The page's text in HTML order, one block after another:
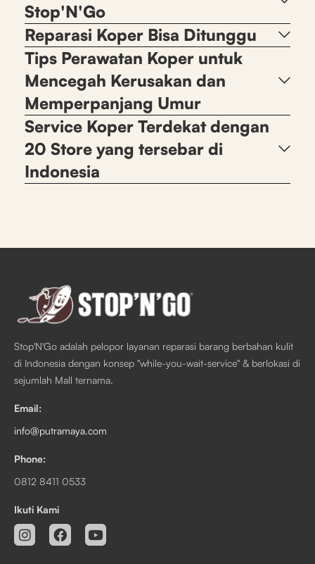
Stop'N'Go
Reparasi Koper Bisa Ditunggu
Tips Perawatan Koper untuk
Mencegah Kerusakan dan
Memperpanjang Umur
Service Koper Terdekat dengan
20 Store yang tersebar di
Indonesia
Stop'N'Go adalah pelopor layanan reparasi barang berbahan kulit
di Indonesia dengan konsep "while-you-wait-service" & berlokasi di
sejumlah Mall ternama.
Email:
info@putramaya.com
Phone:
0812 8411 0533
Ikuti Kami